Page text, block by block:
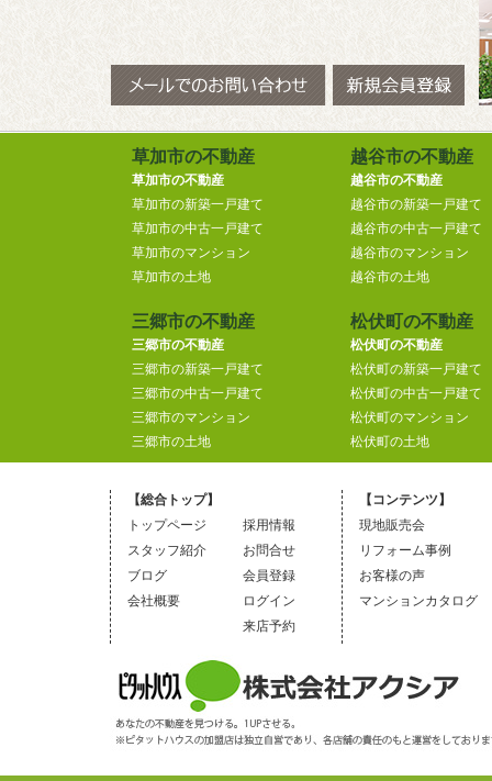
草加市の不動産
草加市の不動産
草加市の新築一戸建て
草加市の中古一戸建て
草加市のマンション
草加市の土地
越谷市の不動産
越谷市の不動産
越谷市の新築一戸建て
越谷市の中古一戸建て
越谷市のマンション
越谷市の土地
三郷市の不動産
三郷市の不動産
三郷市の新築一戸建て
三郷市の中古一戸建て
三郷市のマンション
三郷市の土地
松伏町の不動産
松伏町の不動産
松伏町の新築一戸建て
松伏町の中古一戸建て
松伏町のマンション
松伏町の土地
【総合トップ】
トップページ
スタッフ紹介
ブログ
会社概要
採用情報
お問合せ
会員登録
ログイン
来店予約
【コンテンツ】
現地販売会
リフォーム事例
お客様の声
マンションカタログ